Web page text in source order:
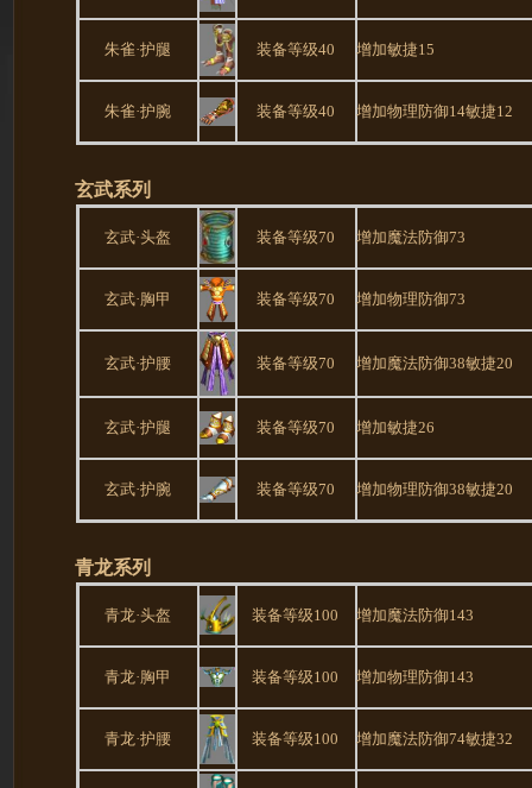
朱雀·护腿 装备等级40 增加敏捷15
朱雀·护腕 装备等级40 增加物理防御14敏捷12
玄武系列
玄武·头盔 装备等级70 增加魔法防御73
玄武·胸甲 装备等级70 增加物理防御73
玄武·护腰 装备等级70 增加魔法防御38敏捷20
玄武·护腿 装备等级70 增加敏捷26
玄武·护腕 装备等级70 增加物理防御38敏捷20
青龙系列
青龙·头盔 装备等级100 增加魔法防御143
青龙·胸甲 装备等级100 增加物理防御143
青龙·护腰 装备等级100 增加魔法防御74敏捷32